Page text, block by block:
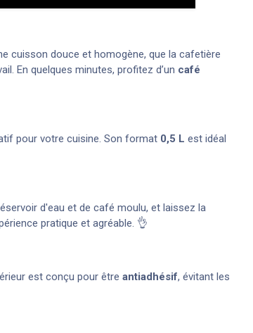
cuisson douce et homogène, que la cafetière
En quelques minutes, profitez d’un café
pour votre cuisine. Son format 0,5 L est idéal
d'eau et de café moulu, et laissez la
pratique et agréable. 👌
est conçu pour être antiadhésif, évitant les